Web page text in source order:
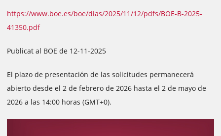
https://www.boe.es/boe/dias/2025/11/12/pdfs/BOE-B-2025-
41350.pdf
Publicat al BOE de 12-11-2025
El plazo de presentación de las solicitudes permanecerá
abierto desde el 2 de febrero de 2026 hasta el 2 de mayo de
2026 a las 14:00 horas (GMT+0).